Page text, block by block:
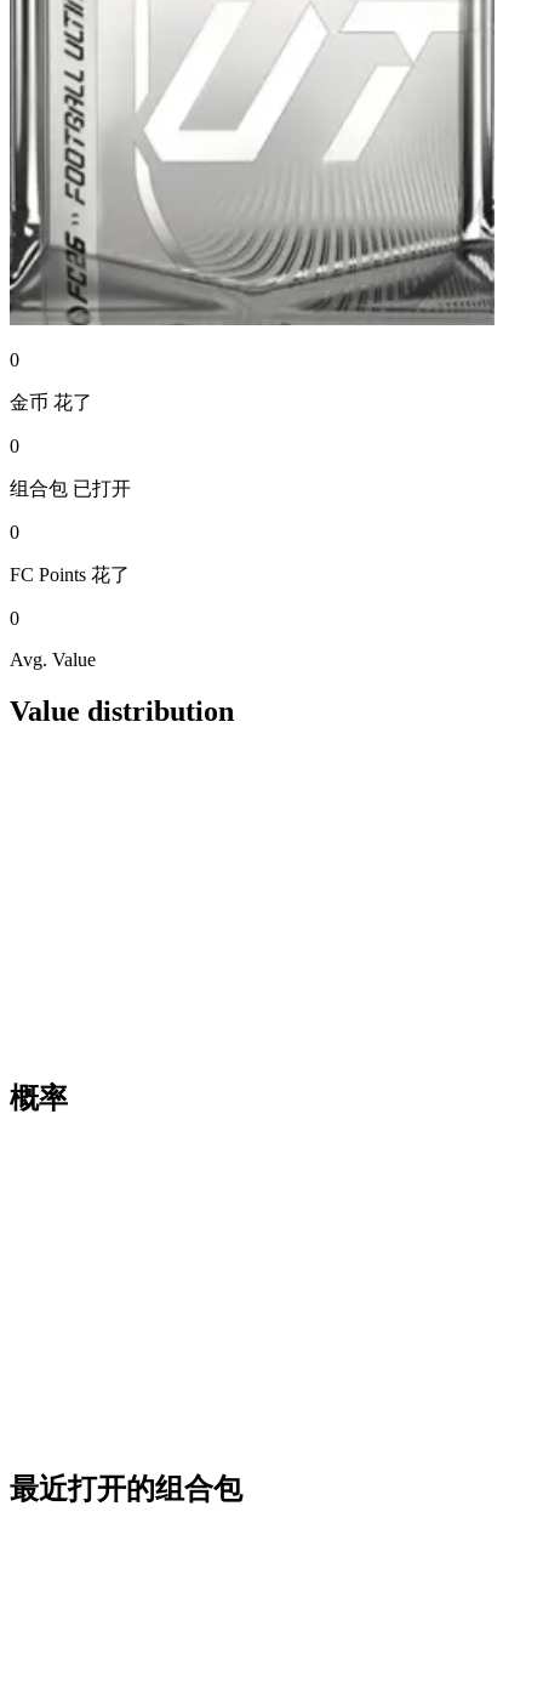
0
金币 花了
0
组合包 已打开
0
FC Points 花了
0
Avg. Value
Value distribution
概率
最近打开的组合包